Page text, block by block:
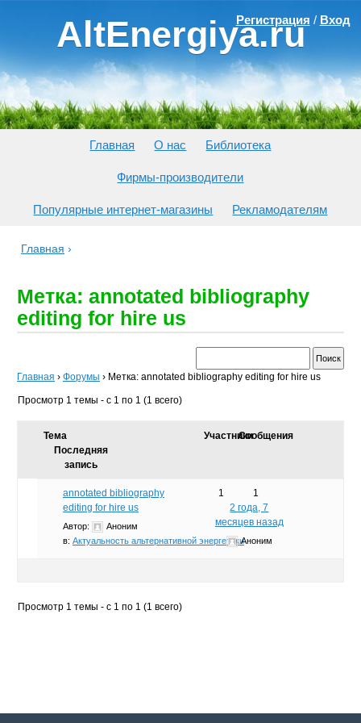
AltEnergiya.ru
Регистрация / Вход
Главная О нас Библиотека
Фирмы-производители
Популярные интернет-магазины Рекламодателям
Главная ›
Метка: annotated bibliography
editing for hire us
Главная › Форумы › Метка: annotated bibliography editing for hire us
Просмотр 1 темы - с 1 по 1 (1 всего)
Тема УчастникиСообщения
Последняя
запись
annotated bibliography
editing for hire us
Автор:
Аноним
в: Актуальность альтернативной энергетики
1
1
2 года, 7
месяцев назад
Аноним
Просмотр 1 темы - с 1 по 1 (1 всего)